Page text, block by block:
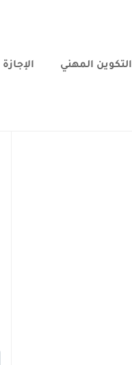
التكوين المهني الإجازة